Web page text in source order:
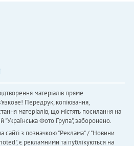
матеріалів пряме
Передрук, копіювання,
матеріалів, що містять посилання на
"Українська Фото Група", заборонено.
сайті з позначкою "Реклама" / "Новини
є рекламними та публікуються на